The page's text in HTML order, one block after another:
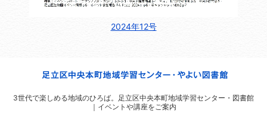
2024年12号
3世代で楽しめる地域のひろば。 足立区中央本町地域学習センター・図書館
｜イベントや講座をご案内